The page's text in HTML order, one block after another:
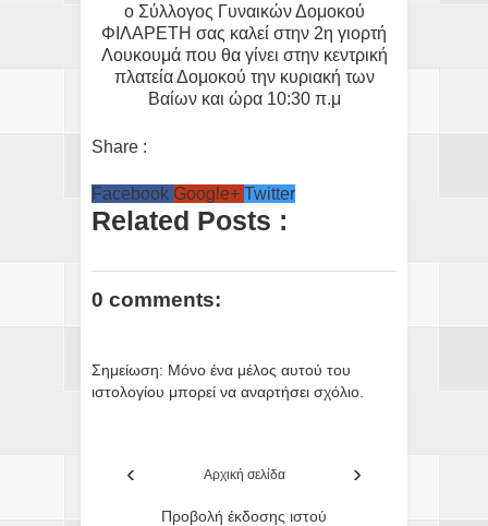
ο Σύλλογος Γυναικών Δομοκού
ΦΙΛΑΡΕΤΗ σας καλεί στην 2η γιορτή
Λουκουμά που θα γίνει στην κεντρική
πλατεία Δομοκού την κυριακή των
Βαίων και ώρα 10:30 π.μ
Share :
Facebook Google+ Twitter
Related Posts :
0 comments:
Σημείωση: Μόνο ένα μέλος αυτού του
ιστολογίου μπορεί να αναρτήσει σχόλιο.
‹ ›
Αρχική σελίδα
Προβολή έκδοσης ιστού